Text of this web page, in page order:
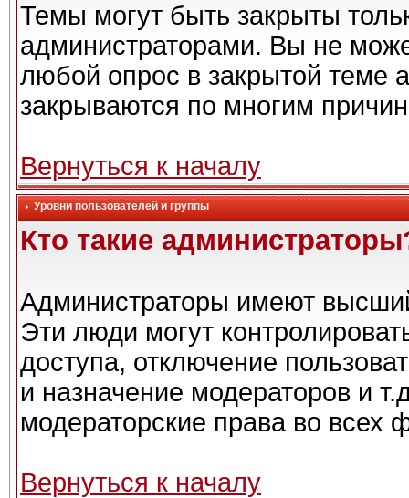
Темы могут быть закрыты
администраторами. Вы не
любой опрос в закрытой теме
закрываются по многим
Вернуться к началу
Уровни пользователей и группы
Кто такие
Администраторы имеют
Эти люди могут
доступа, отключение
и назначение модераторов и
модераторские права во всех
Вернуться к началу